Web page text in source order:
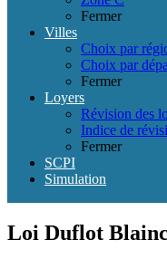
Fermer
Villes
Choix par
Choix par
Fermer
Loyers
Révision des
Indice de
Fermer
SCPI
Simulation
Loi Duflot